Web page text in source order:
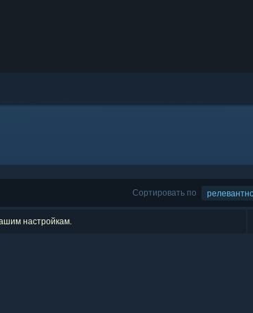
Сортировать по
настройкам.